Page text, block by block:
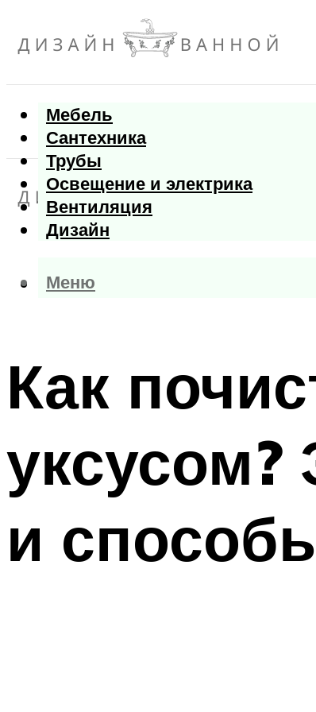
Мебель
Сантехника
Трубы
Освещение и электрика
Вентиляция
Дизайн
Меню
Меню
Как
и